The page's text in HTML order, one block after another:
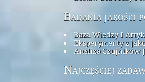
Badania jakości
Baza Wiedzy I
Eksperymenty z
Analiza Czujników
Najczęściej